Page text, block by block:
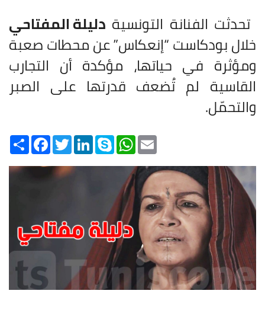
تحدثت الفنانة التونسية دليلة المفتاحي
خلال بودكاست “إنعكاس” عن محطات صعبة
ومؤثرة في حياتها، مؤكدة أن التجارب
القاسية لم تُضعف قدرتها على الصبر
والتحمّل.
Share
FacebookTwitterLinkedInSkype
WhatsAppEmail